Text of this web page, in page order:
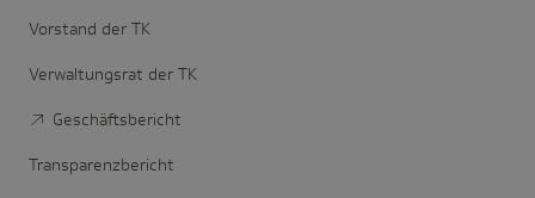
Vorstand der TK
Verwaltungsrat der TK
Geschäftsbericht
Transparenzbericht